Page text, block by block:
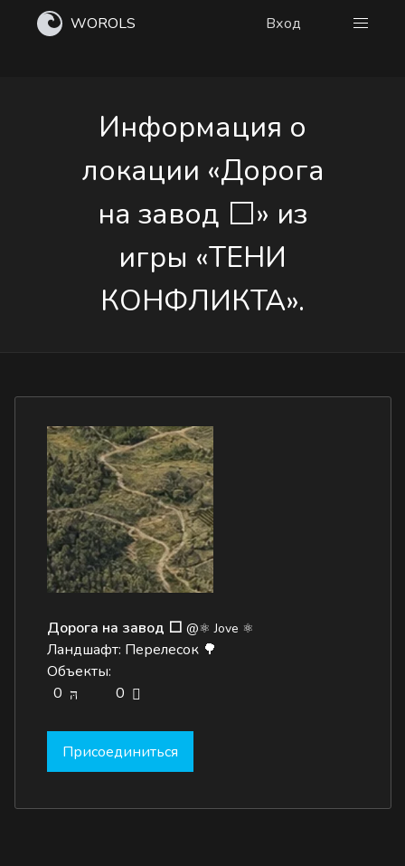
WOROLS Вход
Информация о
локации «Дорога
на завод ⬜» из
игры «ТЕНИ
КОНФЛИКТА».
Дорога на завод ⬜ @⚛ Jove ⚛
Ландшафт: Перелесок 🌳
Объекты:
0
0
Присоединиться